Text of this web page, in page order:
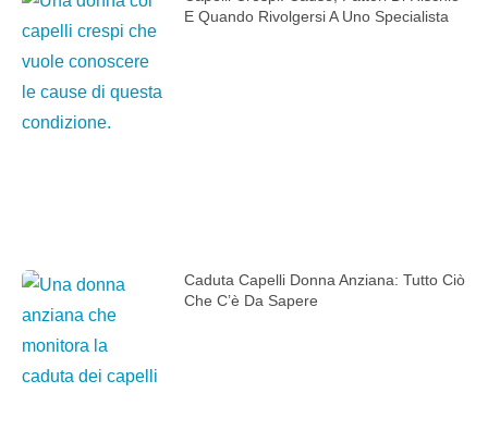
E Quando Rivolgersi A Uno Specialista
Caduta Capelli Donna Anziana: Tutto Ciò
Che C’è Da Sapere